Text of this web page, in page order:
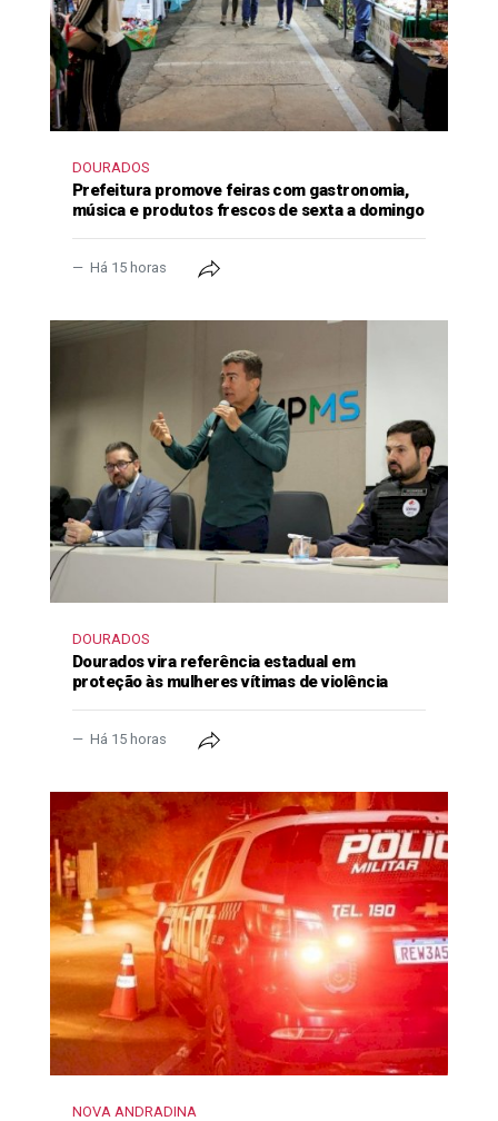
DOURADOS
Prefeitura promove feiras com gastronomia,
música e produtos frescos de sexta a domingo
Há 15 horas
DOURADOS
Dourados vira referência estadual em
proteção às mulheres vítimas de violência
Há 15 horas
NOVA ANDRADINA